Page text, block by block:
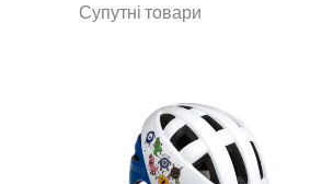
Колір
Супутні товари